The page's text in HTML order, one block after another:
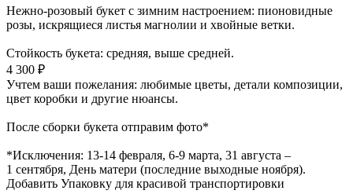
Нежно-розовый букет с зимним настроением: пионовидные
розы, искрящиеся листья магнолии и хвойные ветки.
Стойкость букета: средняя, выше средней.
4 300 ₽
Учтем ваши пожелания: любимые цветы, детали композиции,
цвет коробки и другие нюансы.
После сборки букета отправим фото*
*Исключения: 13‑14 февраля, 6‑9 марта, 31 августа –
1 сентября, День матери (последние выходные ноября).
Добавить Упаковку для красивой транспортировки